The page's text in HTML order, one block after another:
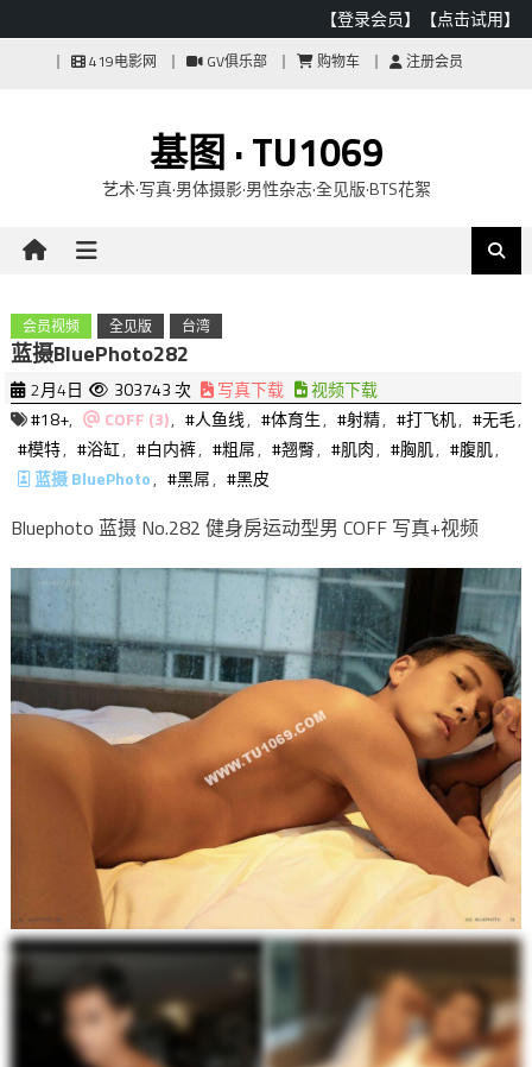
【登录会员】 【点击试用】
419电影网 GV俱乐部 购物车 注册会员
基图 · TU1069
艺术·写真·男体摄影·男性杂志·全见版·BTS花絮
会员视频 全见版 台湾
蓝摄BluePhoto282
2月4日 303743 次 写真下载
视频下载
#18+, COFF (3), #人鱼线, #体育生, #射精, #打飞机, #无毛,
#模特, #浴缸, #白内裤, #粗屌, #翘臀, #肌肉, #胸肌, #腹肌,
蓝摄 BluePhoto, #黑屌, #黑皮
Bluephoto 蓝摄 No.282 健身房运动型男 COFF 写真+视频